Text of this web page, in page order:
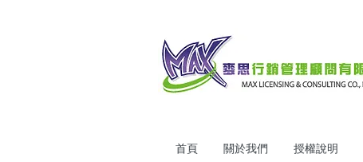
首頁 關於我們 授權說明